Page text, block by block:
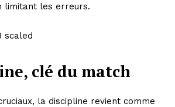
limitant les erreurs.
clé du match
la discipline revient comme